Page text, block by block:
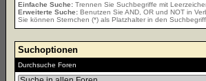
Einfache Suche:Trennen Sie Suchbegriffe mit
Erweiterte Suche:Benutzen Sie AND, OR und NOT in
Sie können Sternchen (*) als Platzhalter in den Suchbegriff
Suchoptionen
Durchsuche Foren